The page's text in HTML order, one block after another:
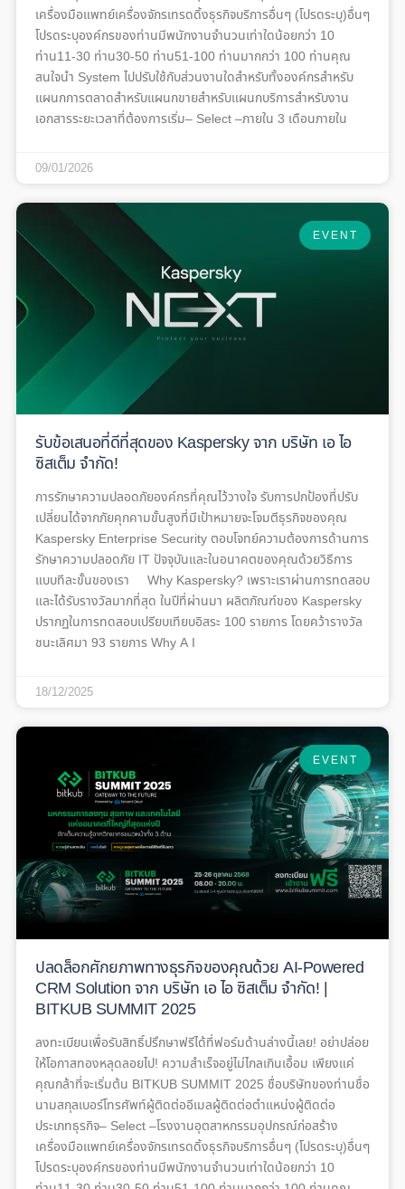
เครื่องมือแพทย์เครื่องจักรเทรดดิ้งธุรกิจบริการอื่นๆ (โปรดระบุ)อื่นๆ
โปรดระบุองค์กรของท่านมีพนักงานจำนวนเท่าใดน้อยกว่า 10
ท่าน11-30 ท่าน30-50 ท่าน51-100 ท่านมากกว่า 100 ท่านคุณ
สนใจนำ System ไปปรับใช้กับส่วนงานใดสำหรับทั้งองค์กรสำหรับ
แผนกการตลาดสำหรับแผนกขายสำหรับแผนกบริการสำหรับงาน
เอกสารระยะเวลาที่ต้องการเริ่ม– Select –ภายใน 3 เดือนภายใน
09/01/2026
EVENT
รับข้อเสนอที่ดีที่สุดของ Kaspersky จาก บริษัท เอ ไอ
ซิสเต็ม จำกัด!
การรักษาความปลอดภัยองค์กรที่คุณไว้วางใจ รับการปกป้องที่ปรับ
เปลี่ยนได้จากภัยคุกคามขั้นสูงที่มีเป้าหมายจะโจมตีธุรกิจของคุณ
Kaspersky Enterprise Security ตอบโจทย์ความต้องการด้านการ
รักษาความปลอดภัย IT ปัจจุบันและในอนาคตของคุณด้วยวิธีการ
แบบทีละขั้นของเรา Why Kaspersky? เพราะเราผ่านการทดสอบ
และได้รับรางวัลมากที่สุด ในปีที่ผ่านมา ผลิตภัณฑ์ของ Kaspersky
ปรากฏในการทดสอบเปรียบเทียบอิสระ 100 รายการ โดยคว้ารางวัล
ชนะเลิศมา 93 รายการ Why A I
18/12/2025
EVENT
ปลดล็อกศักยภาพทางธุรกิจของคุณด้วย AI-Powered
CRM Solution จาก บริษัท เอ ไอ ซิสเต็ม จำกัด! |
BITKUB SUMMIT 2025
ลงทะเบียนเพื่อรับสิทธิ์ปรึกษาฟรีได้ที่ฟอร์มด้านล่างนี้เลย! อย่าปล่อย
ให้โอกาสทองหลุดลอยไป! ความสำเร็จอยู่ไม่ไกลเกินเอื้อม เพียงแค่
คุณกล้าที่จะเริ่มต้น BITKUB SUMMIT 2025 ชื่อบริษัทของท่านชื่อ
นามสกุลเบอร์โทรศัพท์ผู้ติดต่ออีเมลผู้ติดต่อตำแหน่งผู้ติดต่อ
ประเภทธุรกิจ– Select –โรงงานอุตสาหกรรมอุปกรณ์ก่อสร้าง
เครื่องมือแพทย์เครื่องจักรเทรดดิ้งธุรกิจบริการอื่นๆ (โปรดระบุ)อื่นๆ
โปรดระบุองค์กรของท่านมีพนักงานจำนวนเท่าใดน้อยกว่า 10